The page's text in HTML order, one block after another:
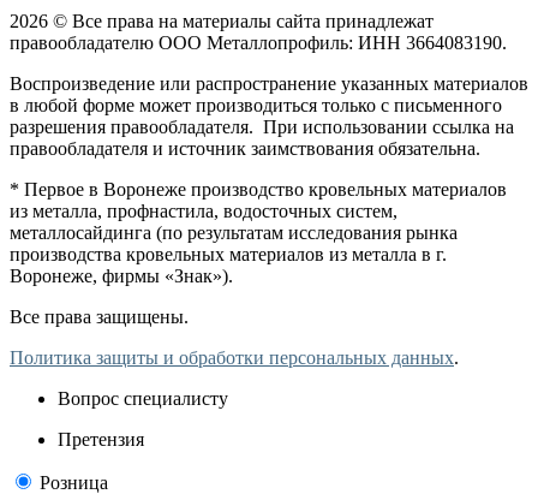
2026 © Все права на материалы сайта принадлежат
правообладателю ООО Металлопрофиль: ИНН 3664083190.
Воспроизведение или распространение указанных материалов
в любой форме может производиться только с письменного
разрешения правообладателя. При использовании ссылка на
правообладателя и источник заимствования обязательна.
* Первое в Воронеже производство кровельных материалов
из металла, профнастила, водосточных систем,
металлосайдинга (по результатам исследования рынка
производства кровельных материалов из металла в г.
Воронеже, фирмы «Знак»).
Все права защищены.
Политика защиты и обработки персональных данных.
Вопрос специалисту
Претензия
Розница